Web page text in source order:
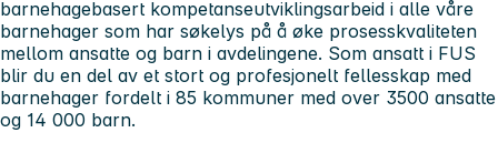
barnehagebasert kompetanseutviklingsarbeid i alle våre
barnehager som har søkelys på å øke prosesskvaliteten
mellom ansatte og barn i avdelingene. Som ansatt i FUS
blir du en del av et stort og profesjonelt fellesskap med
barnehager fordelt i 85 kommuner med over 3500 ansatte
og 14 000 barn.